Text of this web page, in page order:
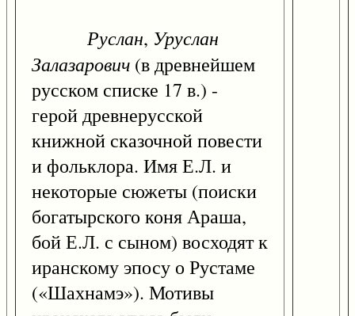
Руслан, Уруслан
Залазарович (в древнейшем
русском списке 17 в.) -
герой древнерусской
книжной сказочной повести
и фольклора. Имя Е.Л. и
некоторые сюжеты (поиски
богатырского коня Араша,
бой Е.Л. с сыном) восходят к
иранскому эпосу о Рустаме
(«Шахнамэ»). Мотивы